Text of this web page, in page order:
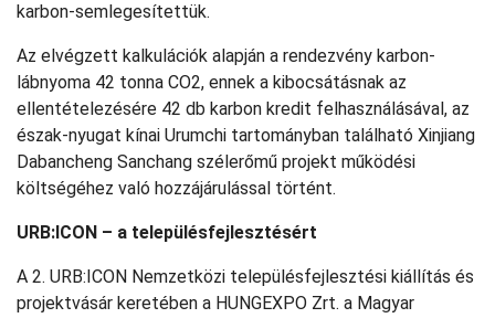
karbon-semlegesítettük.
Az elvégzett kalkulációk alapján a rendezvény karbon-
lábnyoma 42 tonna CO2, ennek a kibocsátásnak az
ellentételezésére 42 db karbon kredit felhasználásával, az
észak-nyugat kínai Urumchi tartományban található Xinjiang
Dabancheng Sanchang szélerőmű projekt működési
költségéhez való hozzájárulással történt.
URB:ICON – a településfejlesztésért
A 2. URB:ICON Nemzetközi településfejlesztési kiállítás és
projektvásár keretében a HUNGEXPO Zrt. a Magyar